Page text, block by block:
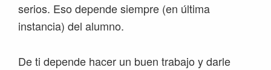
serios. Eso depende siempre (en última
instancia) del alumno.
De ti depende hacer un buen trabajo y darle